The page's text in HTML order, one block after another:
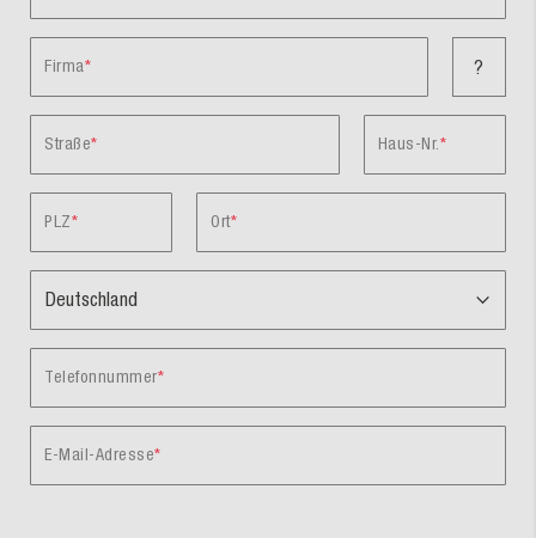
Firma ?
Straße Haus-Nr.
PLZ Ort
Telefonnummer
E-Mail-Adresse